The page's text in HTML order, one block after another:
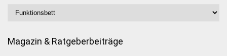
Magazin & Ratgeberbeiträge